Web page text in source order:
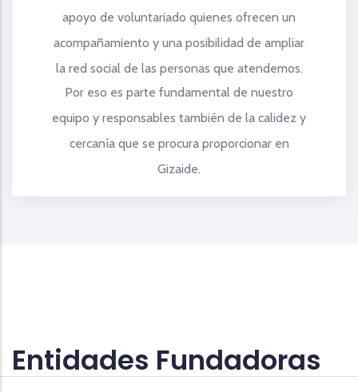
apoyo de voluntariado quienes ofrecen un
acompañamiento y una posibilidad de ampliar
la red social de las personas que atendemos.
Por eso es parte fundamental de nuestro
equipo y responsables también de la calidez y
cercanía que se procura proporcionar en
Gizaide.
Entidades Fundadoras